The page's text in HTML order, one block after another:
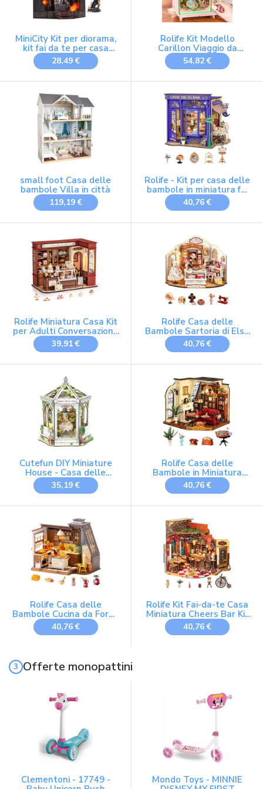
MiniCity Kit per diorama,
kit fai da te per casa
delle bambole, kit per
costruire casa in
fermalibri | Set creativo
per decorazione libreria,
regalo (Trone o
28,49 €
Rolife Kit Modello
Carillon Viaggio da
Sogno Sakura Casa in
Miniatura con Scena di
Decorazione Regalo di
Compleanno per Lei
54,82 €
small foot Casa delle
bambole Villa in città
119,19 €
Rolife - Kit per casa delle
bambole in miniatura fai
da te, modello per la
pausa del tè, con luci, kit
struttura apribile, regalo
di Natale e
40,76 €
Rolife Miniatura Casa Kit
per Adulti Conversazione
Dessert al Miele Kit
Modello Casa delle
Casa delle Bambole da
Costruire Regalo di
Compleanno per Adulti
39,91 €
Rolife Casa delle
Bambole Sartoria di Elsa
Casa Miniatura Kit
Modello in Legno Stile
Compleanno per Lei
40,76 €
Cutefun DIY Miniature
House - Casa delle
bambole in legno -
Libreria booknook in
decorazione per libreria,
The for the lady
(Windsor Flower House)
35,19 €
Rolife Casa delle
Bambole in Miniatura
Salotto di Catherine Kit
Modello in Legno da
per Ragazze
40,76 €
Rolife Casa delle
Bambole Cucina da Forno
Kit Fai-da-te Casa
Miniatura Kit Modello
Decorazione per la Casa
Regalo di Compleanno
40,76 €
Rolife Kit Fai-da-te Casa
Miniatura Cheers Bar Kit
Modello per Adulti da
Costruire Casa delle
40,76 €
Offerte monopattini
Clementoni - 17749 -
Mondo Toys - MINNIE